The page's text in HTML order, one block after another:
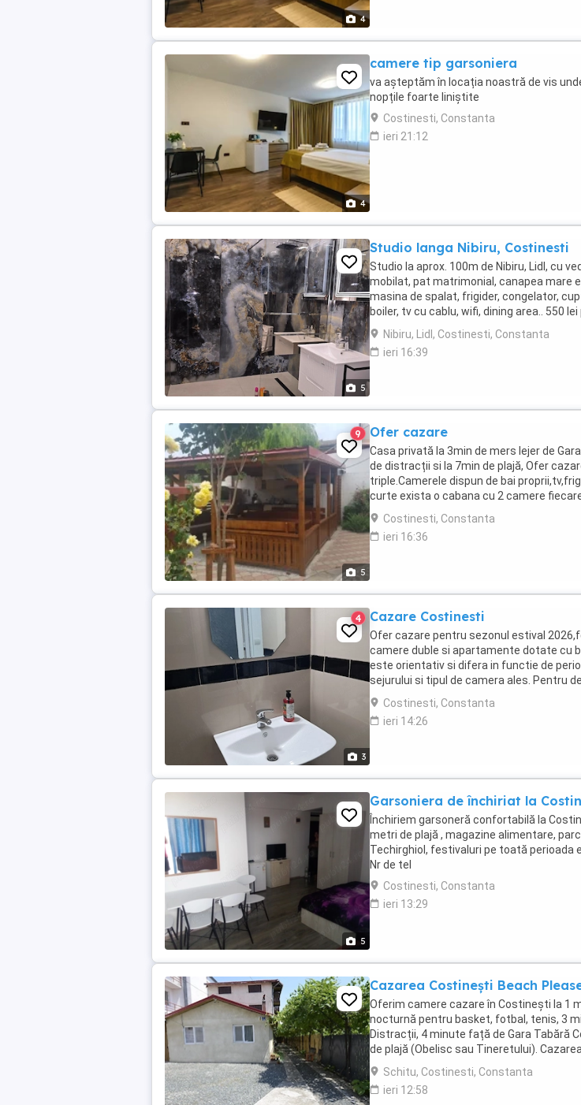
4
4
camere tip garsoniera
va așteptăm în locația noastră de vis
nopțile foarte liniștite
Costinesti, Constanta
ieri 21:12
5
Studio langa Nibiru, Costinesti
Studio la aprox. 100m de Nibiru, Lidl, cu
mobilat, pat matrimonial, canapea mare
masina de spalat, frigider, congelator,
boiler, tv cu cablu, wifi, dining area.. 550
zero ...
Nibiru, Lidl, Costinesti, Constanta
ieri 16:39
5
9 Ofer cazare
Casa privată la 3min de mers lejer de
de distracții si la 7min de plajă, Ofer
triple.Camerele dispun de bai
curte exista o cabana cu 2 camere
cazare,2 dușuri și o toaletă ...
Costinesti, Constanta
ieri 16:36
3
4 Cazare Costinesti
Ofer cazare pentru sezonul estival
camere duble si apartamente dotate cu
este orientativ si difera in functie de
sejurului si tipul de camera ales. Pentru
contacta direct prin ...
Costinesti, Constanta
ieri 14:26
5
Garsoniera de închiriat la
Închiriem garsoneră confortabilă la
metri de plajă , magazine alimentare,
Techirghiol, festivaluri pe toată perioada
Nr de tel
Costinesti, Constanta
ieri 13:29
Cazarea Costinești Beach
Oferim camere cazare în Costinești la 1
nocturnă pentru basket, fotbal, tenis, 3
Distracții, 4 minute față de Gara Tabără
de plajă (Obelisc sau Tineretului).
triple, un pat matrimonial ...
Schitu, Costinesti, Constanta
ieri 12:58